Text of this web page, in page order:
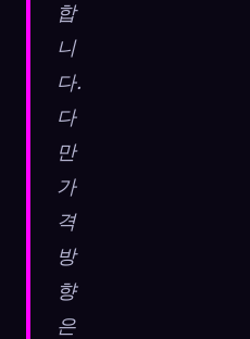
합
니
다.
다
만
가
격
방
향
은